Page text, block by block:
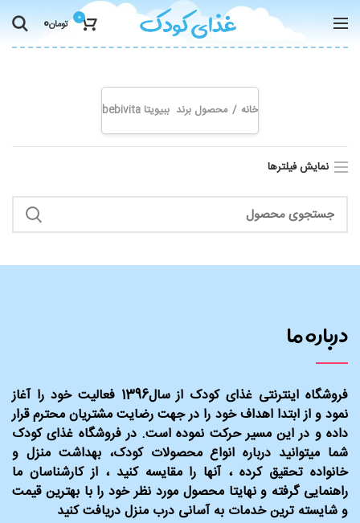
0 تومان0
خانه محصول برند ببیویتا bebivita
نمایش فیلترها
درباره ما
فروشگاه اینترنتی غذای کودک از سال1396 فعالیت خود را آغاز
نمود و از ابتدا اهداف خود را در جهت رضایت مشتریان محترم قرار
داده و در این مسیر حرکت نموده است. در فروشگاه غذای کودک
شما میتوانید درباره انواع محصولات کودک، بهداشت منزل و
خانواده تحقیق کرده ، آنها را مقایسه کنید ، از کارشناسان ما
راهنمایی گرفته و نهایتا محصول مورد نظر خود را با بهترین قیمت
و شایسته ترین خدمات به آسانی درب منزل دریافت کنید